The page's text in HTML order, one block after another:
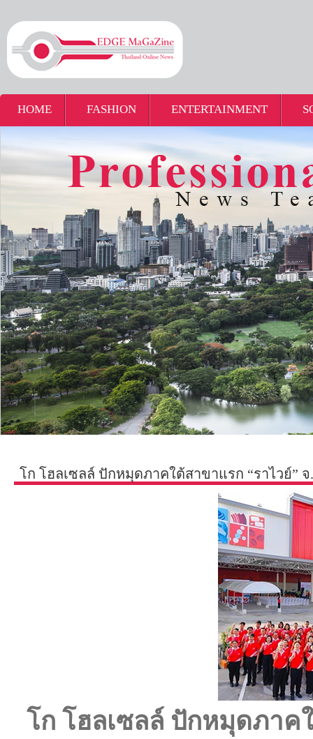
HOME FASHION ENTERTAINMENT
โก โฮลเซลล์ ปักหมุดภาคใต้สาขาแรก “ราไวย์”
โก โฮลเซลล์ ปักหมุดภาค